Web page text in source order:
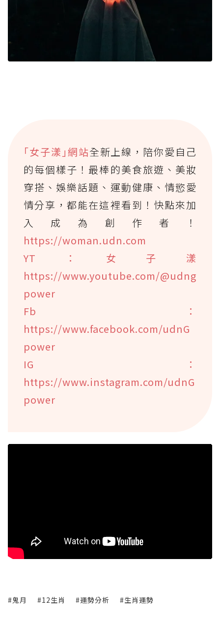
｢女子漾｣網站全新上線，陪你愛自己
的每個樣子！最棒的美食旅遊、美妝
穿搭、娛樂話題、運動健康、情慾愛
情分享，都能在這裡看到！快點來加
入成為創作者！
https://woman.udn.com
YT：女子漾
https://www.youtube.com/@udng
power
Fb：
https://www.facebook.com/udnG
power
IG：
https://www.instagram.com/udnG
power
#鬼月 #12生肖 #運勢分析 #生肖運勢